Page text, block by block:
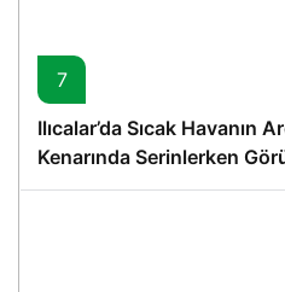
7
Ilıcalar’da Sıcak Havanın
Kenarında Serinlerken